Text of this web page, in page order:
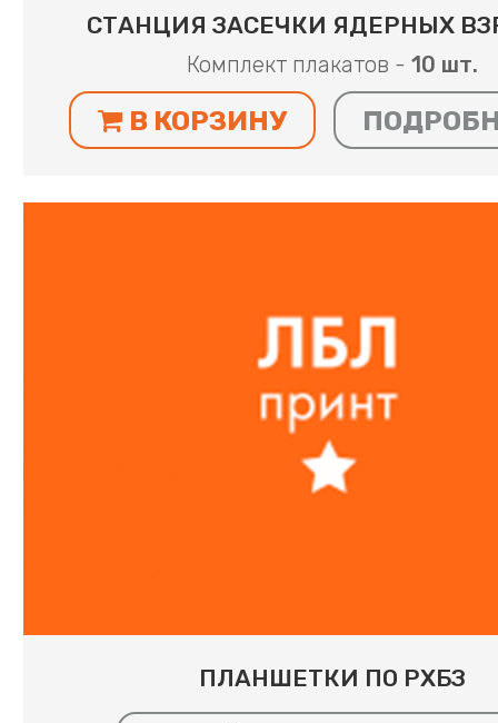
СТАНЦИЯ ЗАСЕЧКИ ЯДЕРНЫХ
Комплект плакатов - 10 шт.
В КОРЗИНУ
ПЛАНШЕТКИ ПО РХБЗ